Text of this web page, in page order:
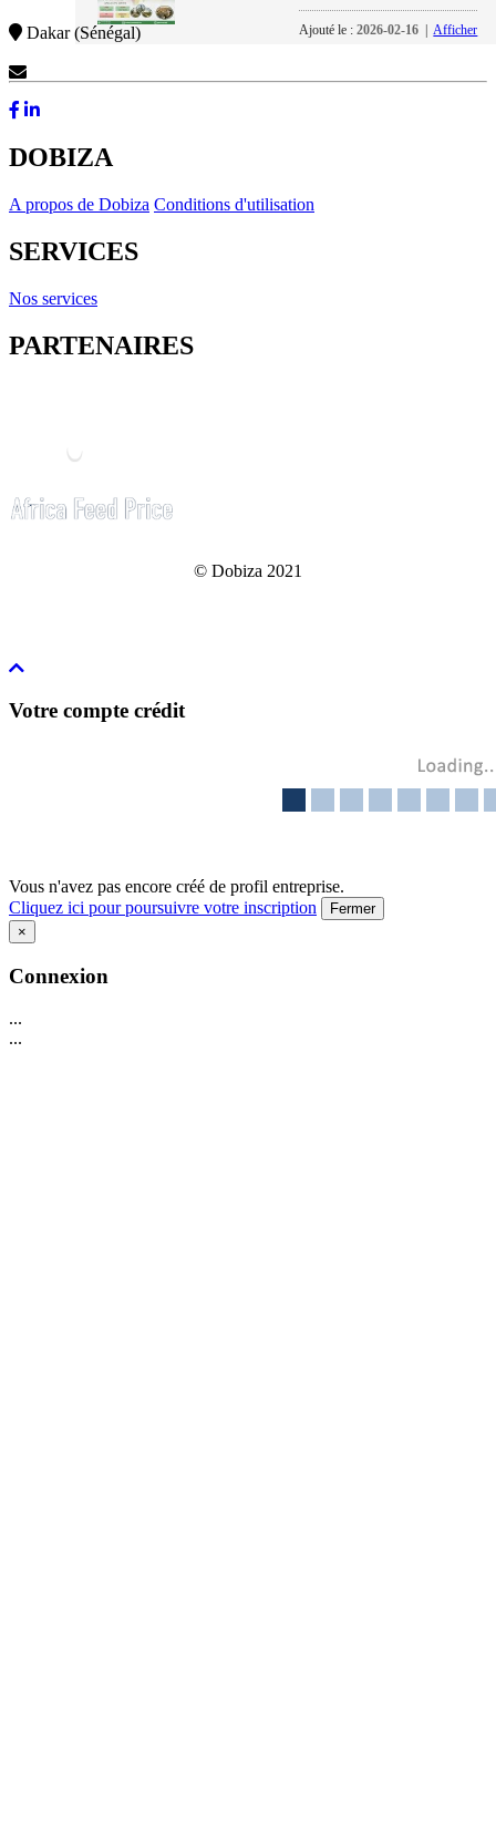
Ajouté le :2026-02-16 |Afficher
Dakar (Sénégal)
DOBIZA
A propos de Dobiza Conditions d'utilisation
SERVICES
Nos services
PARTENAIRES
© Dobiza 2021
Votre compte crédit
Vous n'avez pas encore créé de profil entreprise.
Cliquez ici pour poursuivre votre inscription
Fermer
×
Connexion
...
...